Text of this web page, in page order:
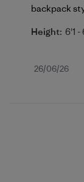
backpack
Height: 6'1 -
Date
26/06/26